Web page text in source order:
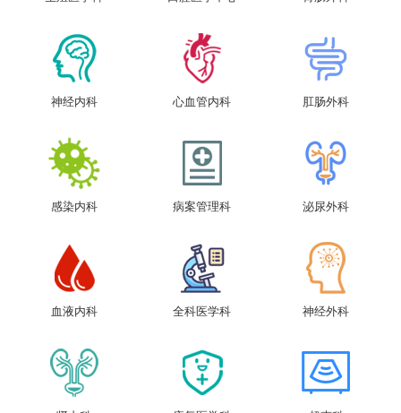
神经内科 心血管内科 肛肠外科
感染内科 病案管理科 泌尿外科
血液内科 全科医学科 神经外科